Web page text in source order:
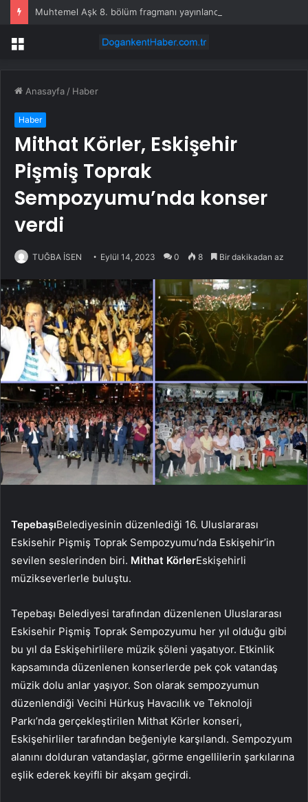
Muhtemel Aşk 8. bölüm fragmanı yayınlandı mı?
Menü
Anasayfa / Haber
Haber
Mithat Körler, Eskişehir
Pişmiş Toprak
Sempozyumu’nda konser
verdi
TUĞBA İSEN Eylül 14, 2023 0 8 Bir dakikadan az
TepebaşıBelediyesinin düzenlediği 16. Uluslararası
Eskisehir Pişmiş Toprak Sempozyumu’nda Eskişehir’in
sevilen seslerinden biri. Mithat KörlerEskişehirli
müzikseverlerle buluştu.
Tepebaşı Belediyesi tarafından düzenlenen Uluslararası
Eskisehir Pişmiş Toprak Sempozyumu her yıl olduğu gibi
bu yıl da Eskişehirlilere müzik şöleni yaşatıyor. Etkinlik
kapsamında düzenlenen konserlerde pek çok vatandaş
müzik dolu anlar yaşıyor. Son olarak sempozyumun
düzenlendiği Vecihi Hürkuş Havacılık ve Teknoloji
Parkı’nda gerçekleştirilen Mithat Körler konseri,
Eskişehirliler tarafından beğeniyle karşılandı. Sempozyum
alanını dolduran vatandaşlar, görme engellilerin şarkılarına
eşlik ederek keyifli bir akşam geçirdi.